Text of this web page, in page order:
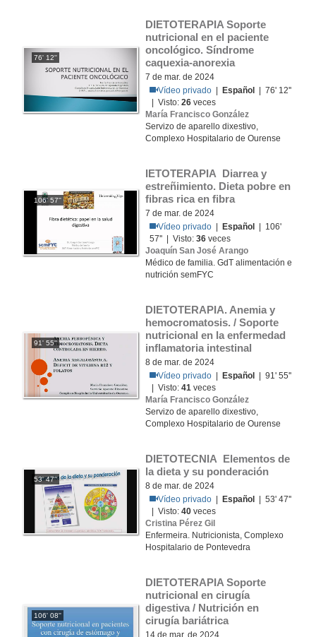
76' 12''
DIETOTERAPIA Soporte
nutricional en el paciente
oncológico. Síndrome
caquexia-anorexia
7 de mar. de 2024
Vídeo privado
Español
| 76' 12''
| Visto:26 veces
María Francisco González
Servizo de aparello dixestivo,
Complexo Hospitalario de Ourense
106' 57''
IETOTERAPIA Diarrea y
estreñimiento. Dieta pobre en
fibras rica en fibra
7 de mar. de 2024
Vídeo privado
Español
| 106'
57'' | Visto:36 veces
Joaquín San José Arango
Médico de familia. GdT alimentación e
nutrición semFYC
91' 55''
DIETOTERAPIA. Anemia y
hemocromatosis. / Soporte
nutricional en la enfermedad
inflamatoria intestinal
8 de mar. de 2024
Vídeo privado
Español
| 91' 55''
| Visto:41 veces
María Francisco González
Servizo de aparello dixestivo,
Complexo Hospitalario de Ourense
53' 47''
DIETOTECNIA Elementos de
la dieta y su ponderación
8 de mar. de 2024
Vídeo privado
Español
| 53' 47''
| Visto:40 veces
Cristina Pérez Gil
Enfermeira. Nutricionista, Complexo
Hospitalario de Pontevedra
106' 08''
DIETOTERAPIA Soporte
nutricional en cirugía
digestiva / Nutrición en
cirugía bariátrica
14 de mar. de 2024